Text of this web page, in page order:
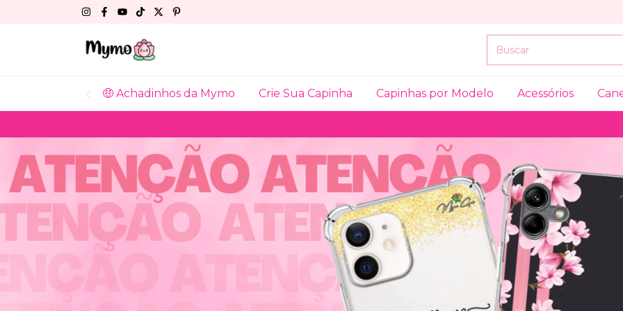
🤑 Achadinhos da Mymo Crie Sua Capinha Capinhas por Modelo Acessórios